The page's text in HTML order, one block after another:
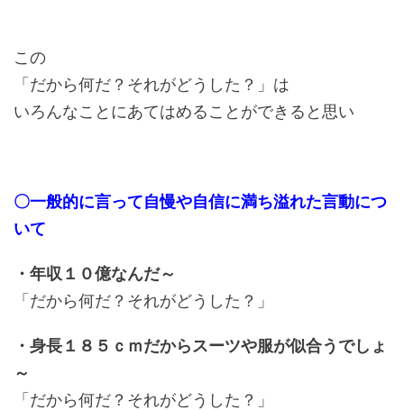
この
「だから何だ？それがどうした？」は
いろんなことにあてはめることができると思い
〇一般的に言って自慢や自信に満ち溢れた言動につ
いて
・年収１０億なんだ～
「だから何だ？それがどうした？」
・身長１８５ｃｍだからスーツや服が似合うでしょ
～
「だから何だ？それがどうした？」